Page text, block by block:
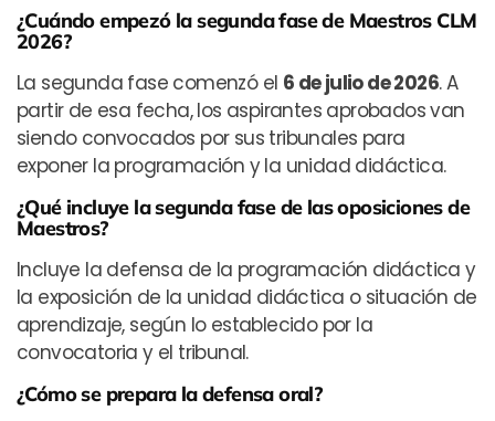
¿Cuándo empezó la segunda fase de Maestros CLM
2026?
La segunda fase comenzó el 6 de julio de 2026. A
partir de esa fecha, los aspirantes aprobados van
siendo convocados por sus tribunales para
exponer la programación y la unidad didáctica.
¿Qué incluye la segunda fase de las oposiciones de
Maestros?
Incluye la defensa de la programación didáctica y
la exposición de la unidad didáctica o situación de
aprendizaje, según lo establecido por la
convocatoria y el tribunal.
¿Cómo se prepara la defensa oral?